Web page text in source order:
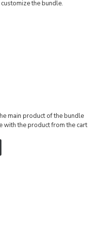
customize the bundle.
main product of the bundle
with the product from the cart